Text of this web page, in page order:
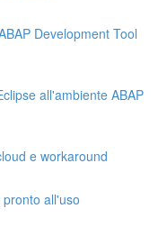
Development Tool
all'ambiente ABAP
e workaround
all'uso